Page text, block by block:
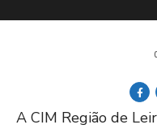
A CIM Região de